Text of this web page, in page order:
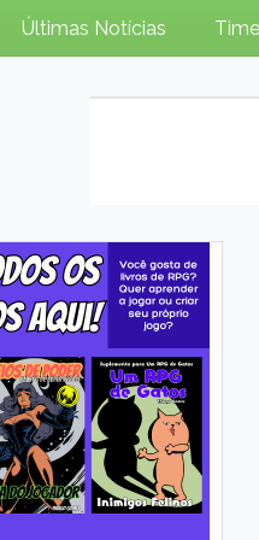
Últimas Notícias